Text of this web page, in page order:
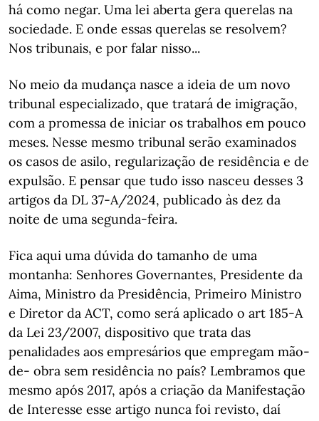
há como negar. Uma lei aberta gera querelas na
sociedade. E onde essas querelas se resolvem?
Nos tribunais, e por falar nisso...
No meio da mudança nasce a ideia de um novo
tribunal especializado, que tratará de imigração,
com a promessa de iniciar os trabalhos em pouco
meses. Nesse mesmo tribunal serão examinados
os casos de asilo, regularização de residência e de
expulsão. E pensar que tudo isso nasceu desses 3
artigos da DL 37-A/2024, publicado às dez da
noite de uma segunda-feira.
Fica aqui uma dúvida do tamanho de uma
montanha: Senhores Governantes, Presidente da
Aima, Ministro da Presidência, Primeiro Ministro
e Diretor da ACT, como será aplicado o art 185-A
da Lei 23/2007, dispositivo que trata das
penalidades aos empresários que empregam mão-
de- obra sem residência no país? Lembramos que
mesmo após 2017, após a criação da Manifestação
de Interesse esse artigo nunca foi revisto, daí